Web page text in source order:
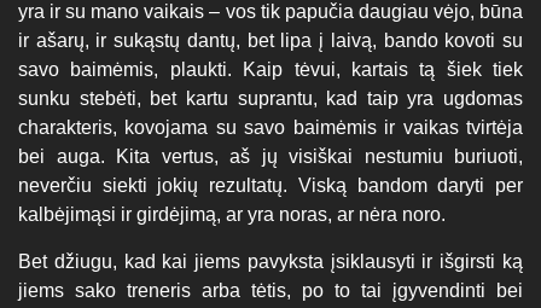
yra ir su mano vaikais – vos tik papučia daugiau vėjo, būna
ir ašarų, ir sukąstų dantų, bet lipa į laivą, bando kovoti su
savo baimėmis, plaukti. Kaip tėvui, kartais tą šiek tiek
sunku stebėti, bet kartu suprantu, kad taip yra ugdomas
charakteris, kovojama su savo baimėmis ir vaikas tvirtėja
bei auga. Kita vertus, aš jų visiškai nestumiu buriuoti,
neverčiu siekti jokių rezultatų. Viską bandom daryti per
kalbėjimąsi ir girdėjimą, ar yra noras, ar nėra noro.
Bet džiugu, kad kai jiems pavyksta įsiklausyti ir išgirsti ką
jiems sako treneris arba tėtis, po to tai įgyvendinti bei